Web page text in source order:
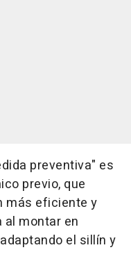
preventiva" es
previo, que
más eficiente y
montar en
el sillín y